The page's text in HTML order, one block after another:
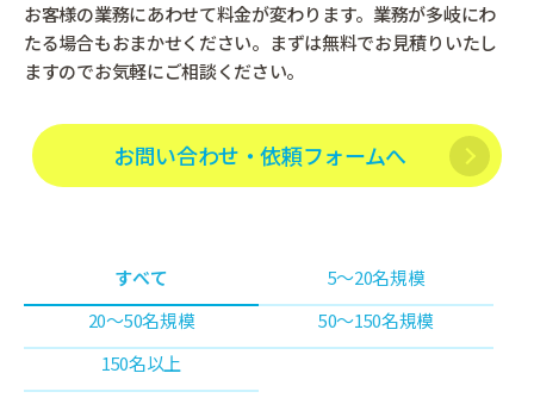
お客様の業務にあわせて料金が変わります。業務が多岐にわ
たる場合もおまかせください。 まずは無料でお見積りいたし
ますのでお気軽にご相談ください。
お問い合わせ・依頼フォームへ
すべて
5〜20名規模
20〜50名規模
50〜150名規模
150名以上